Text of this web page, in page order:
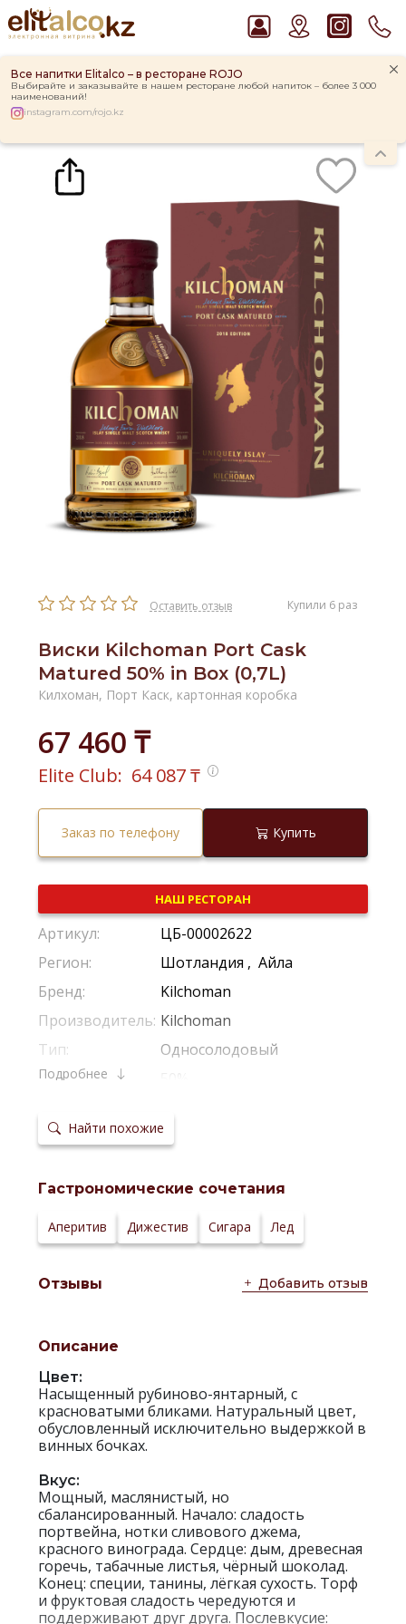
Все напитки Elitalco – в ресторане ROJO
Выбирайте и заказывайте в нашем ресторане любой напиток – более 3 000
наименований!
instagram.com/rojo.kz
Рекомендуем
Ром Captain Morgan White 37,5%
Пиво Guinness Draught 4,2% Can
Виски Talisker 10 YO Malt 45,8% in Box
Джин Gordon`s London Dry Gin 37,5%
Водка Smirnoff Red Vodka 37,5%
Каталог Виски Kilchoman Port Cask Matured 50% in Box (0,7L)
Оставить отзыв Купили 6 раз
Виски Kilchoman Port Cask
Matured 50% in Box (0,7L)
Килхоман, Порт Каск, картонная коробка
67 460 ₸
Elite Club: 64 087₸
Заказ по телефону Купить
НАШ РЕСТОРАН
Артикул:
ЦБ-00002622
Регион:
Шотландия , Айла
Бренд:
Kilchoman
Производитель: Kilchoman
Тип:
Односолодовый
Крепость:
Выдержка:
5 Лет
бочках:
Температура
20-22 °С
Сайт
производителя:
Подробнее
Найти похожие
Гастрономические сочетания
Аперитив Дижестив Сигара Лед
Отзывы Добавить отзыв
Описание
Цвет:
Насыщенный рубиново-янтарный, с
красноватыми бликами. Натуральный цвет,
обусловленный исключительно выдержкой в
винных бочках.
Вкус:
Мощный, маслянистый, но
сбалансированный. Начало: сладость
портвейна, нотки сливового джема,
красного винограда. Сердце: дым, древесная
горечь, табачные листья, чёрный шоколад.
Конец: специи, танины, лёгкая сухость. Торф
и фруктовая сладость чередуются и
поддерживают друг друга. Послевкусие: